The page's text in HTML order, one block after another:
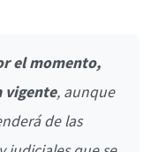
el momento,
vigente, aunque
de las